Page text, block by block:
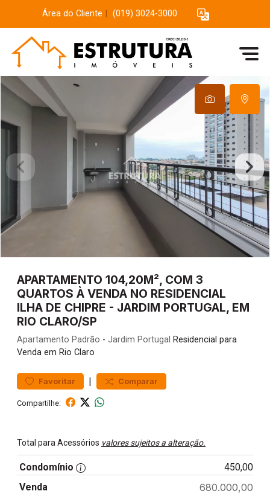
Área do Cliente (019) 3024-3000
APARTAMENTO 104,20M², COM 3
QUARTOS À VENDA NO RESIDENCIAL
ILHA DE CHIPRE - JARDIM PORTUGAL, EM
RIO CLARO/SP
Apartamento Padrão - Jardim Portugal Residencial para
Venda em Rio Claro
Favoritar | Comparar
Compartilhe:
Total para Acessórios valores sujeitos a alteração.
Condomínio
450,00
Venda
680.000,00